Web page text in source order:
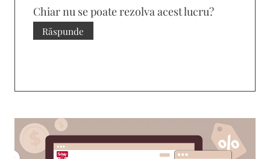
Chiar nu se poate rezolva acest lucru?
Răspunde